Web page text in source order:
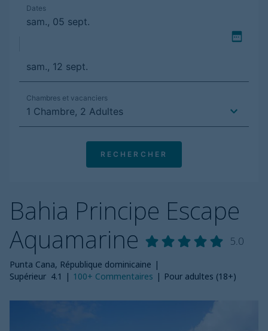
Bahia Principe Escape
Aquamarine
5.0
Punta Cana, République dominicaine |
Supérieur 4.1 | 100+ Commentaires | Pour adultes (18+)